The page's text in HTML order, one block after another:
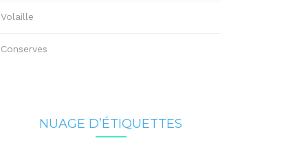
Volaille
Conserves
NUAGE D’ÉTIQUETTES